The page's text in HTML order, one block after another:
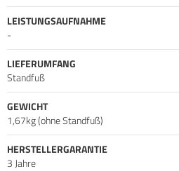
LEISTUNGSAUFNAHME
-
LIEFERUMFANG
Standfuß
GEWICHT
1,67kg (ohne Standfuß)
HERSTELLERGARANTIE
3 Jahre